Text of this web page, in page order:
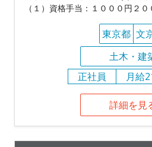
（１）資格手当：１０００円２
東京都 文
土木・建
正社員
月給
詳細を見